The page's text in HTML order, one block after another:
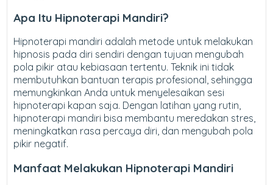
Apa Itu Hipnoterapi Mandiri?
Hipnoterapi mandiri adalah metode untuk melakukan
hipnosis pada diri sendiri dengan tujuan mengubah
pola pikir atau kebiasaan tertentu. Teknik ini tidak
membutuhkan bantuan terapis profesional, sehingga
memungkinkan Anda untuk menyelesaikan sesi
hipnoterapi kapan saja. Dengan latihan yang rutin,
hipnoterapi mandiri bisa membantu meredakan stres,
meningkatkan rasa percaya diri, dan mengubah pola
pikir negatif.
Manfaat Melakukan Hipnoterapi Mandiri